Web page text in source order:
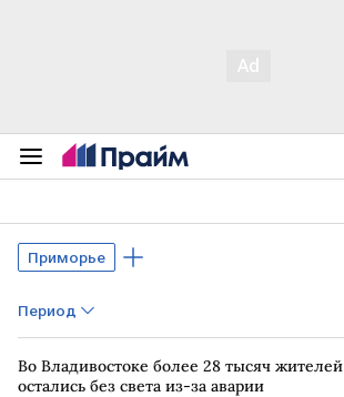
Приморье
Период
Во Владивостоке более 28 тысяч жителей
остались без света из-за аварии